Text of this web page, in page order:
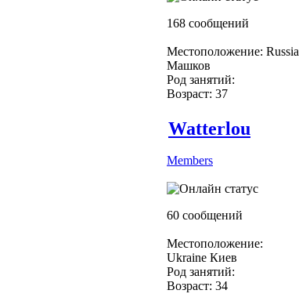
168 сообщений
Местоположение: Russia
Машков
Род занятий:
Возраст: 37
Watterlou
Members
60 сообщений
Местоположение:
Ukraine Киев
Род занятий:
Возраст: 34